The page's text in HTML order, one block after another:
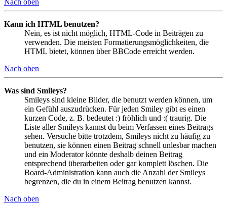
Nach oben
Kann ich HTML benutzen?
Nein, es ist nicht möglich, HTML-Code in Beiträgen zu
verwenden. Die meisten Formatierungsmöglichkeiten, die
HTML bietet, können über BBCode erreicht werden.
Nach oben
Was sind Smileys?
Smileys sind kleine Bilder, die benutzt werden können, um
ein Gefühl auszudrücken. Für jeden Smiley gibt es einen
kurzen Code, z. B. bedeutet :) fröhlich und :( traurig. Die
Liste aller Smileys kannst du beim Verfassen eines Beitrags
sehen. Versuche bitte trotzdem, Smileys nicht zu häufig zu
benutzen, sie können einen Beitrag schnell unlesbar machen
und ein Moderator könnte deshalb deinen Beitrag
entsprechend überarbeiten oder gar komplett löschen. Die
Board-Administration kann auch die Anzahl der Smileys
begrenzen, die du in einem Beitrag benutzen kannst.
Nach oben